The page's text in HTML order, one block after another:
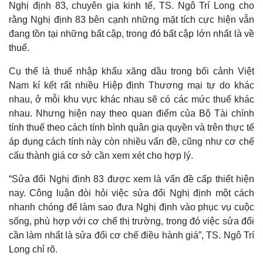
Nghị định 83, chuyên gia kinh tế, TS. Ngô Trí Long cho
rằng Nghị định 83 bên cạnh những mặt tích cực hiện vẫn
đang tồn tại những bất cập, trong đó bất cập lớn nhất là về
thuế.
Cụ thể là thuế nhập khẩu xăng dầu trong bối cảnh Việt
Nam kí kết rất nhiều Hiệp định Thương mại tự do khác
nhau, ở mỗi khu vực khác nhau sẽ có các mức thuế khác
nhau. Nhưng hiện nay theo quan điểm của Bộ Tài chính
tính thuế theo cách tính bình quân gia quyền và trên thực tế
áp dụng cách tính này còn nhiều vấn đề, cũng như cơ chế
cấu thành giá cơ sở cần xem xét cho hợp lý.
“Sửa đổi Nghị định 83 được xem là vấn đề cấp thiết hiện
nay. Công luận đòi hỏi việc sửa đổi Nghị định một cách
nhanh chóng để làm sao đưa Nghị định vào phục vụ cuộc
sống, phù hợp với cơ chế thị trường, trong đó việc sửa đổi
cần làm nhất là sửa đổi cơ chế điều hành giá”, TS. Ngô Trí
Long chỉ rõ.